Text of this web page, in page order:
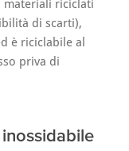
materiali riciclati
di scarti),
è riciclabile al
priva di